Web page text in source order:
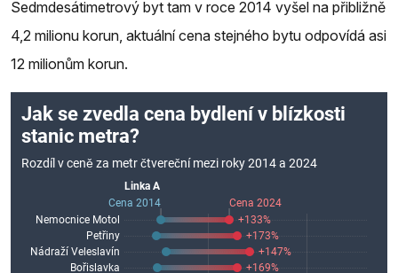
Sedmdesátimetrový byt tam v roce 2014 vyšel na přibližně
4,2 milionu korun, aktuální cena stejného bytu odpovídá asi
12 milionům korun.